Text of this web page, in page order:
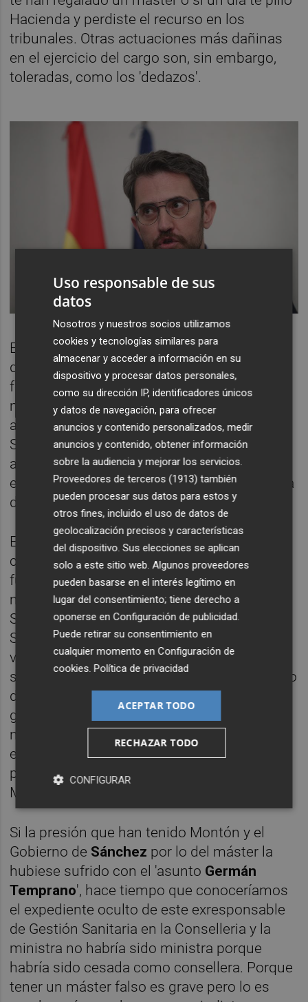
Hacienda y perdiste el recurso en los
tribunales. Otras actuaciones más dañinas
en el ejercicio del cargo son, sin embargo,
toleradas, como los 'dedazos'.
Es saludable y a la vez sorprendente por la
desproporción entre el ruido mediático y el
fondo de la cuestión. Si hubiesen tenido el
mismo ruido mediático algunas de las
actuaciones de Montón en la Conselleria de
Sanidad Universal, no solo no habría llegado
a ministra sino queXimo Puighabría tenido
el argumento que necesitaba para quitársela
de encima.
Este lamento no es una crítica a nadie, es la
constatación de que la ‘agenda informativa’
funciona así desde hace muchos años. Un
medio de referencia en España –El País
Ser,
El Mundo… y últimamenteeldiario.es
Sexta– destapan un escándalo y le dan
vueltas hasta hacer caer al político –no
siempre lo consiguen– gracias a que el resto
de medios, la mayoría, se suman a la causa
general. Al mismo tiempo, fuera del foco
nacional, periódicos locales destapan
escándalos de los que el cacique se ríe
porque sabe que nadie se hará eco en
Madrid, donde incluso tiene buena imagen.
Si la presión que han tenido Montón y el
Gobierno de Sánchez por lo del máster la
hubiese sufrido con el 'asunto Germán
Temprano', hace tiempo que conoceríamos
el expediente oculto de este exresponsable
de Gestión Sanitaria en la Conselleria y la
ministra no habría sido ministra porque
habría sido cesada como consellera. Porque
tener un máster falso es grave pero lo es
Uso responsable de sus
datos
Nosotros y nuestros socios utilizamos
cookies y tecnologías similares para
almacenar y acceder a información en su
dispositivo y procesar datos personales,
como su dirección IP, identificadores únicos
y datos de navegación, para ofrecer
anuncios y contenido personalizados, medir
anuncios y contenido, obtener información
sobre la audiencia y mejorar los servicios.
Proveedores de terceros (1913) también
pueden procesar sus datos para estos y
otros fines, incluido el uso de datos de
geolocalización precisos y características
del dispositivo. Sus elecciones se aplican
solo a este sitio web. Algunos proveedores
pueden basarse en el interés legítimo en
lugar del consentimiento; tiene derecho a
oponerse enConfiguración de publicidad.
Puede retirar su consentimiento en
cualquier momento enConfiguración de
cookies.Política de privacidad
ACEPTAR TODO
RECHAZAR TODO
CONFIGURAR